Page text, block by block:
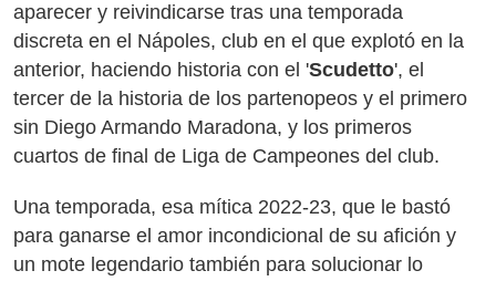
aparecer y reivindicarse tras una temporada
discreta en el Nápoles, club en el que explotó en la
anterior, haciendo historia con el 'Scudetto', el
tercer de la historia de los partenopeos y el primero
sin Diego Armando Maradona, y los primeros
cuartos de final de Liga de Campeones del club.
Una temporada, esa mítica 2022-23, que le bastó
para ganarse el amor incondicional de su afición y
un mote legendario también para solucionar lo